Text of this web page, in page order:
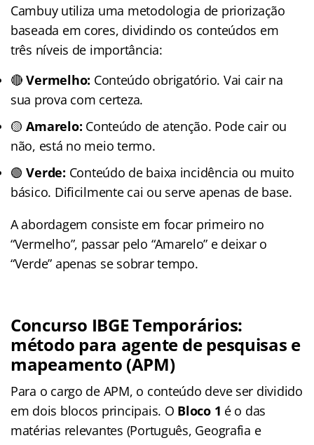
Cambuy utiliza uma metodologia de priorização
baseada em cores, dividindo os conteúdos em
três níveis de importância:
🔴Vermelho: Conteúdo obrigatório. Vai cair na
sua prova com certeza.
🟡Amarelo: Conteúdo de atenção. Pode cair ou
não, está no meio termo.
🟢Verde: Conteúdo de baixa incidência ou muito
básico. Dificilmente cai ou serve apenas de base.
A abordagem consiste em focar primeiro no
“Vermelho”, passar pelo “Amarelo” e deixar o
“Verde” apenas se sobrar tempo.
Concurso IBGE Temporários:
método para agente de pesquisas e
mapeamento (APM)
Para o cargo de APM, o conteúdo deve ser dividido
em dois blocos principais. O Bloco 1 é o das
matérias relevantes (Português, Geografia e